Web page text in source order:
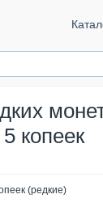
5 копеек
(редкие)